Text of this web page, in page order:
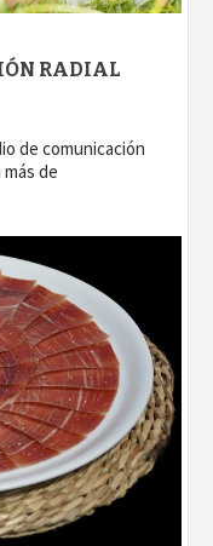
RADIAL
de comunicación
de